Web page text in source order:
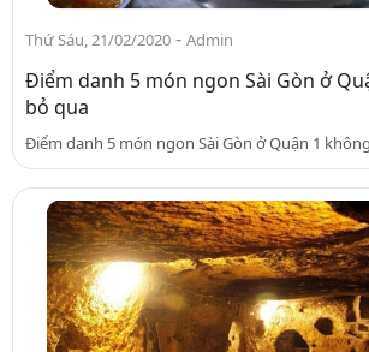
Thứ Sáu, 21/02/2020 - Admin
Điểm danh 5 món ngon Sài Gòn ở
bỏ qua
Điểm danh 5 món ngon Sài Gòn ở Quận 1